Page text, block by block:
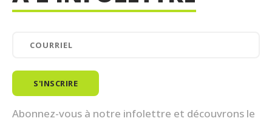
Abonnez-vous à notre infolettre et découvrons le